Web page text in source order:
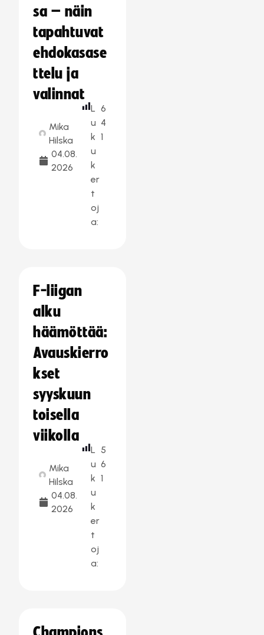
sa – näin
tapahtuvat
ehdokasase
ttelu ja
valinnat
Mika
Hilska
04.08.
2026
L
u
k
u
k
er
t
oj
a:
6
4
1
F-liigan
alku
häämöttää:
Avauskierro
kset
syyskuun
toisella
viikolla
Mika
Hilska
04.08.
2026
L
u
k
u
k
er
t
oj
a:
5
6
1